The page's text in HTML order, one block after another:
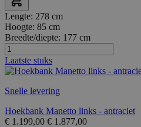
Lengte: 278 cm
Hoogte: 85 cm
Breedte/diepte: 177 cm
Laatste stuks
Snelle levering
Hoekbank Manetto links - antraciet
€ 1.199,00 € 1.877,00